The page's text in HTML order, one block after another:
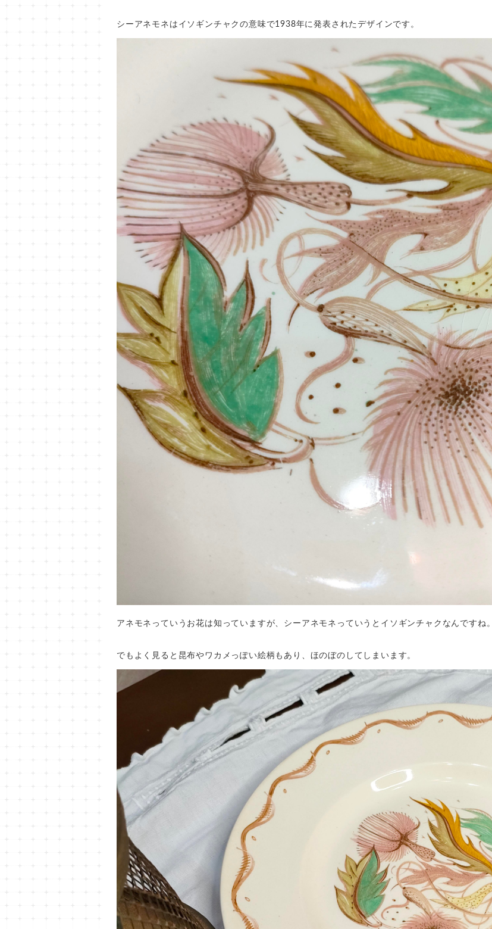
シーアネモネはイソギンチャクの意味で1938年に発表されたデザインです。
アネモネっていうお花は知っていますが、シーアネモネっていうとイソギンチャクなんですね。
でもよく見ると昆布やワカメっぽい絵柄もあり、ほのぼのしてしまいます。